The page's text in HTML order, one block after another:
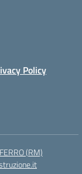
Policy
(RM)